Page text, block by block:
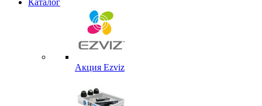
Каталог
Акция Ezviz